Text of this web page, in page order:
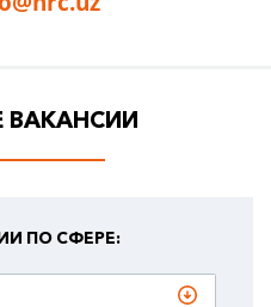
ВАКАНСИИ
ПО СФЕРЕ: